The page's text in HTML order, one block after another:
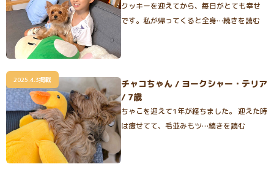
クッキーを迎えてから、毎日がとても幸せ
です。私が帰ってくると全身…続きを読む
2025.4.3掲載
チャコちゃん / ヨークシャー・テリア
/ 7歳
ちゃこを迎えて1年が経ちました。 迎えた時
は痩せてて、毛並みもツ…続きを読む